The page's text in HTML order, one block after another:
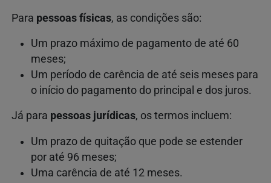
Para pessoas físicas, as condições são:
Um prazo máximo de pagamento de até 60
meses;
Um período de carência de até seis meses para
o início do pagamento do principal e dos juros.
Já para pessoas jurídicas, os termos incluem:
Um prazo de quitação que pode se estender
por até 96 meses;
Uma carência de até 12 meses.